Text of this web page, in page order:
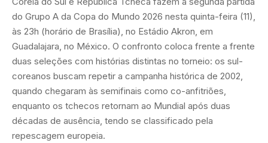
do Grupo A da Copa do Mundo 2026 nesta quinta-feira (11),
às 23h (horário de Brasília), no Estádio Akron, em
Guadalajara, no México. O confronto coloca frente a frente
duas seleções com histórias distintas no torneio: os sul-
coreanos buscam repetir a campanha histórica de 2002,
quando chegaram às semifinais como co-anfitriões,
enquanto os tchecos retornam ao Mundial após duas
décadas de ausência, tendo se classificado pela
repescagem europeia.